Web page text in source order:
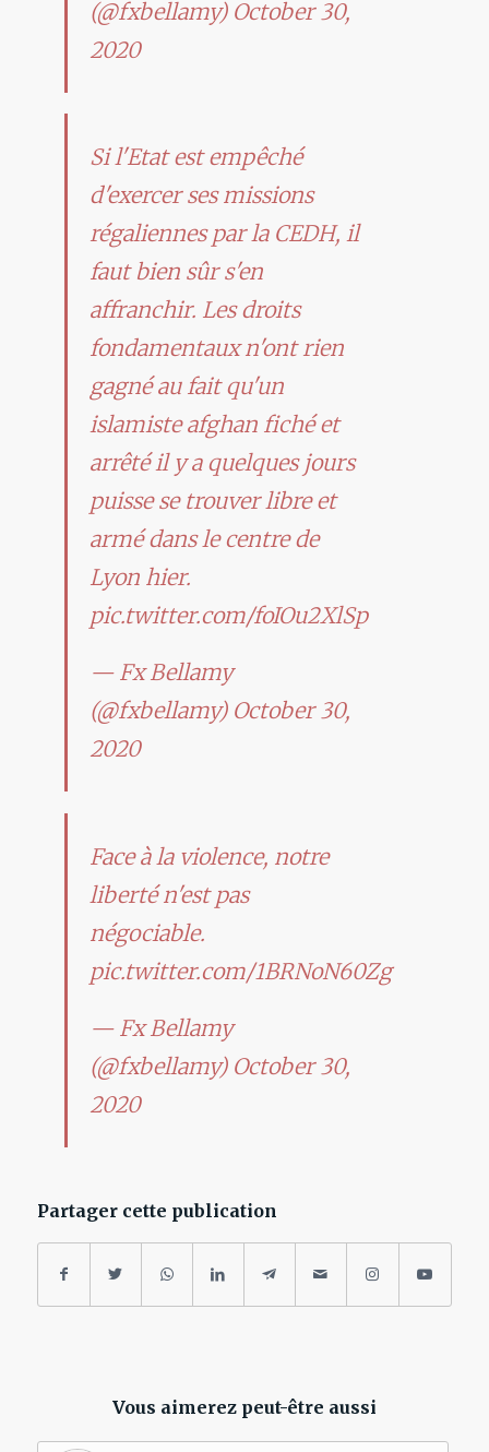
(@fxbellamy) October 30,
2020
Si l'Etat est empêché
d'exercer ses missions
régaliennes par la CEDH, il
faut bien sûr s'en
affranchir. Les droits
fondamentaux n'ont rien
gagné au fait qu'un
islamiste afghan fiché et
arrêté il y a quelques jours
puisse se trouver libre et
armé dans le centre de
Lyon hier.
pic.twitter.com/foIOu2XlSp
— Fx Bellamy
(@fxbellamy) October 30,
2020
Face à la violence, notre
liberté n'est pas
négociable.
pic.twitter.com/1BRNoN60Zg
— Fx Bellamy
(@fxbellamy) October 30,
2020
Partager cette publication
Vous aimerez peut-être aussi